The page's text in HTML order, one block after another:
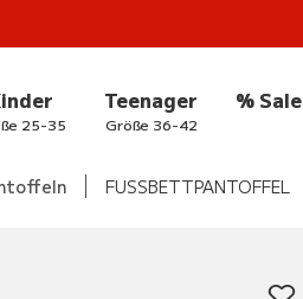
25-35
Teenager
Größe 36-42
% Sale
FUSSBETTPANTOFFEL